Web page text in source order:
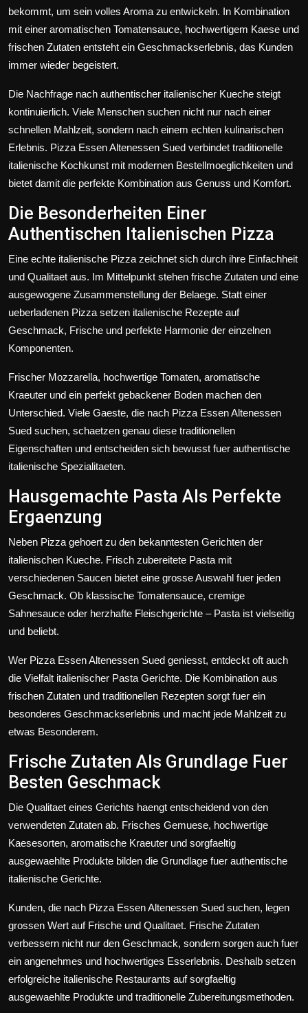
bekommt, um sein volles Aroma zu entwickeln. In Kombination
mit einer aromatischen Tomatensauce, hochwertigem Kaese und
frischen Zutaten entsteht ein Geschmackserlebnis, das Kunden
immer wieder begeistert.
Die Nachfrage nach authentischer italienischer Kueche steigt
kontinuierlich. Viele Menschen suchen nicht nur nach einer
schnellen Mahlzeit, sondern nach einem echten kulinarischen
Erlebnis. Pizza Essen Altenessen Sued verbindet traditionelle
italienische Kochkunst mit modernen Bestellmoeglichkeiten und
bietet damit die perfekte Kombination aus Genuss und Komfort.
Die Besonderheiten Einer
Authentischen Italienischen Pizza
Eine echte italienische Pizza zeichnet sich durch ihre Einfachheit
und Qualitaet aus. Im Mittelpunkt stehen frische Zutaten und eine
ausgewogene Zusammenstellung der Belaege. Statt einer
ueberladenen Pizza setzen italienische Rezepte auf
Geschmack, Frische und perfekte Harmonie der einzelnen
Komponenten.
Frischer Mozzarella, hochwertige Tomaten, aromatische
Kraeuter und ein perfekt gebackener Boden machen den
Unterschied. Viele Gaeste, die nach Pizza Essen Altenessen
Sued suchen, schaetzen genau diese traditionellen
Eigenschaften und entscheiden sich bewusst fuer authentische
italienische Spezialitaeten.
Hausgemachte Pasta Als Perfekte
Ergaenzung
Neben Pizza gehoert zu den bekanntesten Gerichten der
italienischen Kueche. Frisch zubereitete Pasta mit
verschiedenen Saucen bietet eine grosse Auswahl fuer jeden
Geschmack. Ob klassische Tomatensauce, cremige
Sahnesauce oder herzhafte Fleischgerichte – Pasta ist vielseitig
und beliebt.
Wer Pizza Essen Altenessen Sued geniesst, entdeckt oft auch
die Vielfalt italienischer Pasta Gerichte. Die Kombination aus
frischen Zutaten und traditionellen Rezepten sorgt fuer ein
besonderes Geschmackserlebnis und macht jede Mahlzeit zu
etwas Besonderem.
Frische Zutaten Als Grundlage Fuer
Besten Geschmack
Die Qualitaet eines Gerichts haengt entscheidend von den
verwendeten Zutaten ab. Frisches Gemuese, hochwertige
Kaesesorten, aromatische Kraeuter und sorgfaeltig
ausgewaehlte Produkte bilden die Grundlage fuer authentische
italienische Gerichte.
Kunden, die nach Pizza Essen Altenessen Sued suchen, legen
grossen Wert auf Frische und Qualitaet. Frische Zutaten
verbessern nicht nur den Geschmack, sondern sorgen auch fuer
ein angenehmes und hochwertiges Esserlebnis. Deshalb setzen
erfolgreiche italienische Restaurants auf sorgfaeltig
ausgewaehlte Produkte und traditionelle Zubereitungsmethoden.